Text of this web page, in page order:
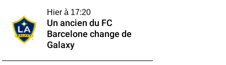
Hier à 17:20
Un ancien du FC
Barcelone change de
Galaxy